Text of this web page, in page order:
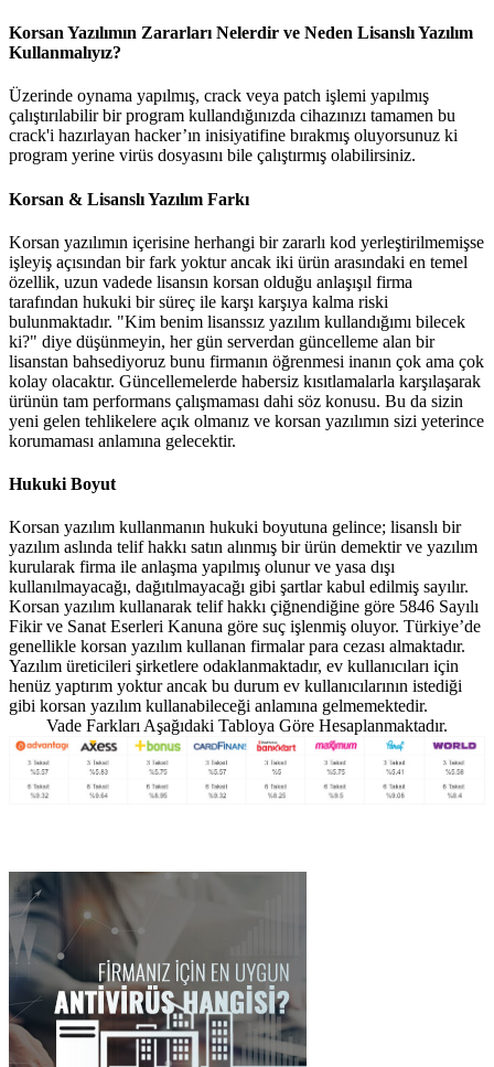
Korsan Yazılımın Zararları Nelerdir ve Neden Lisanslı Yazılım
Kullanmalıyız?
Üzerinde oynama yapılmış, crack veya patch işlemi yapılmış
çalıştırılabilir bir program kullandığınızda cihazınızı tamamen bu
crack'i hazırlayan hacker’ın inisiyatifine bırakmış oluyorsunuz ki
program yerine virüs dosyasını bile çalıştırmış olabilirsiniz.
Korsan & Lisanslı Yazılım Farkı
Korsan yazılımın içerisine herhangi bir zararlı kod yerleştirilmemişse
işleyiş açısından bir fark yoktur ancak iki ürün arasındaki en temel
özellik, uzun vadede lisansın korsan olduğu anlaşışıl firma
tarafından hukuki bir süreç ile karşı karşıya kalma riski
bulunmaktadır. "Kim benim lisanssız yazılım kullandığımı bilecek
ki?" diye düşünmeyin, her gün serverdan güncelleme alan bir
lisanstan bahsediyoruz bunu firmanın öğrenmesi inanın çok ama çok
kolay olacaktır. Güncellemelerde habersiz kısıtlamalarla karşılaşarak
ürünün tam performans çalışmaması dahi söz konusu. Bu da sizin
yeni gelen tehlikelere açık olmanız ve korsan yazılımın sizi yeterince
korumaması anlamına gelecektir.
Hukuki Boyut
Korsan yazılım kullanmanın hukuki boyutuna gelince; lisanslı bir
yazılım aslında telif hakkı satın alınmış bir ürün demektir ve yazılım
kurularak firma ile anlaşma yapılmış olunur ve yasa dışı
kullanılmayacağı, dağıtılmayacağı gibi şartlar kabul edilmiş sayılır.
Korsan yazılım kullanarak telif hakkı çiğnendiğine göre 5846 Sayılı
Fikir ve Sanat Eserleri Kanuna göre suç işlenmiş oluyor. Türkiye’de
genellikle korsan yazılım kullanan firmalar para cezası almaktadır.
Yazılım üreticileri şirketlere odaklanmaktadır, ev kullanıcıları için
henüz yaptırım yoktur ancak bu durum ev kullanıcılarının istediği
gibi korsan yazılım kullanabileceği anlamına gelmemektedir.
Vade Farkları Aşağıdaki Tabloya Göre Hesaplanmaktadır.